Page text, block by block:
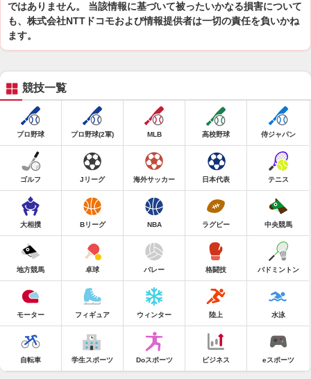
ではありません。 当該情報に基づいて被ったいかなる損害について
も、株式会社NTTドコモおよび情報提供者は一切の責任を負いかね
ます。
競技一覧
プロ野球 プロ野球(2軍) MLB 高校野球 侍ジャパン
ゴルフ Jリーグ 海外サッカー 日本代表 テニス
大相撲 Bリーグ NBA ラグビー 中央競馬
地方競馬 卓球 バレー 格闘技 バドミントン
モーター フィギュア ウィンター 陸上 水泳
自転車 学生スポーツ Doスポーツ ビジネス eスポーツ